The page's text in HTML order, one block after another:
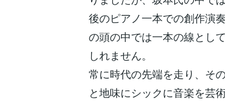
後のピアノ一本での創作演
の頭の中では一本の線とし
しれません。
常に時代の先端を走り、そ
と地味にシックに音楽を芸